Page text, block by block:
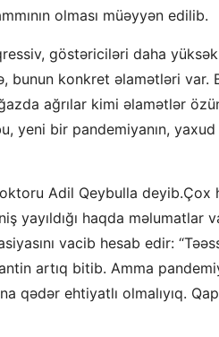
olması müəyyən edilib.
göstəriciləri daha
bunun konkret əlamətləri var.
ağrılar kimi əlamətlər
yeni bir pandemiyanın,
Adil Qeybulla
yayıldığı haqda məlumatlar
vacib hesab edir:
artıq bitib. Amma
qədər ehtiyatlı olmalıyıq.